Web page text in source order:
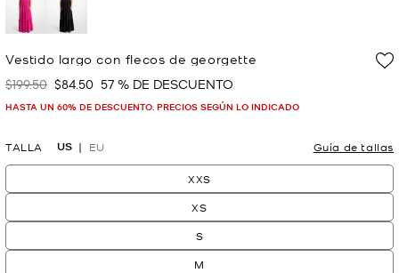
Vestido largo con flecos de georgette
Era
$199.50 Ahora
$84.50 57 % DE DESCUENTO
HASTA UN 60% DE DESCUENTO. PRECIOS SEGÚN LO INDICADO
TALLA US EU Guía de tallas
XXS
XS
S
M